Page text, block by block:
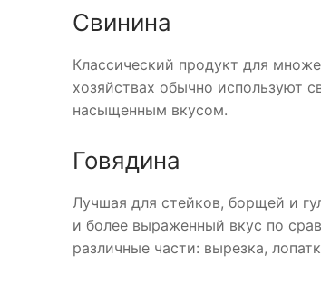
Свинина
Классический продукт для
хозяйствах обычно используют
насыщенным вкусом.
Говядина
Лучшая для стейков, борщей и
и более выраженный вкус по
различные части: вырезка,